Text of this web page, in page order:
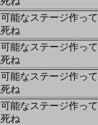
能なステージ作っ
ね
能なステージ作っ
ね
能なステージ作っ
ね
能なステージ作っ
ね